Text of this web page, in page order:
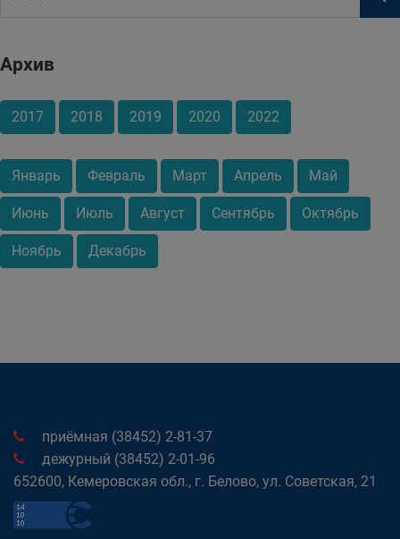
Архив
2017 2018 2019 2020 2022
Январь Февраль Март Апрель Май
Июнь Июль Август Сентябрь Октябрь
Ноябрь Декабрь
приёмная (38452) 2-81-37
дежурный (38452) 2-01-96
652600, Кемеровская обл., г. Белово, ул. Советская, 21